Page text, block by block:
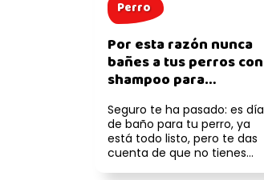
Perro
Por esta razón nunca
bañes a tus perros con
shampoo para
Seguro te ha pasado: es día
de baño para tu perro, ya
está todo listo, pero te das
cuenta de que no tienes